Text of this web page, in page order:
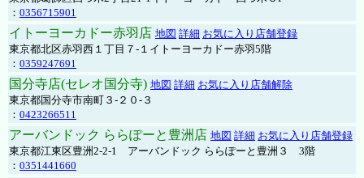
： 0356715901
イトーヨーカドー赤羽店 地図 詳細 お気に入り店舗登録
東京都北区赤羽西１丁目７-１イトーヨーカドー赤羽5階
： 0359247691
国分寺店(セレオ国分寺) 地図 詳細 お気に入り店舗解除
東京都国分寺市南町３-２０-３
： 0423266511
アーバンドック ららぽーと豊洲店 地図 詳細 お気に入り店舗登録
東京都江東区豊洲2-2-1 アーバンドック ららぽーと豊洲３ 3階
： 0351441660